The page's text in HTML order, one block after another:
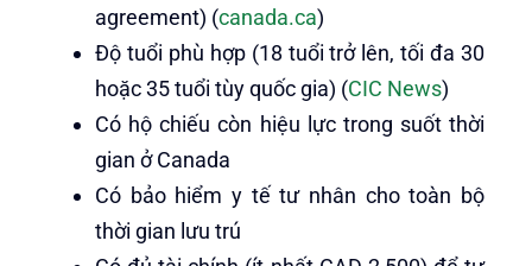
agreement) (canada.ca)
Độ tuổi phù hợp (18 tuổi trở lên, tối đa 30
hoặc 35 tuổi tùy quốc gia) (CIC News)
Có hộ chiếu còn hiệu lực trong suốt thời
gian ở Canada
Có bảo hiểm y tế tư nhân cho toàn bộ
thời gian lưu trú